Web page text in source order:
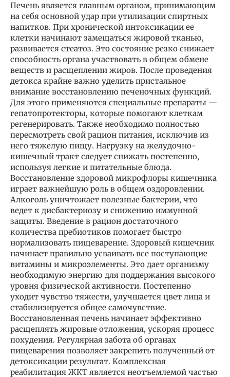
Печень является главным органом, принимающим
на себя основной удар при утилизации спиртных
напитков. При хронической интоксикации ее
клетки начинают замещаться жировой тканью,
развивается стеатоз. Это состояние резко снижает
способность органа участвовать в общем обмене
веществ и расщеплении жиров. После проведения
детокса крайне важно уделить пристальное
внимание восстановлению печеночных функций.
Для этого применяются специальные препараты —
гепатопротекторы, которые помогают клеткам
регенерировать. Также необходимо полностью
пересмотреть свой рацион питания, исключив из
него тяжелую пищу. Нагрузку на желудочно-
кишечный тракт следует снижать постепенно,
используя легкие и питательные блюда.
Восстановление здоровой микрофлоры кишечника
играет важнейшую роль в общем оздоровлении.
Алкоголь уничтожает полезные бактерии, что
ведет к дисбактериозу и снижению иммунной
защиты. Введение в рацион достаточного
количества пребиотиков помогает быстро
нормализовать пищеварение. Здоровый кишечник
начинает правильно усваивать все поступающие
витамины и микроэлементы. Это дает организму
необходимую энергию для поддержания высокого
уровня физической активности. Постепенно
уходит чувство тяжести, улучшается цвет лица и
стабилизируется общее самочувствие.
Восстановленная печень начинает эффективно
расщеплять жировые отложения, ускоряя процесс
похудения. Регулярная забота об органах
пищеварения позволяет закрепить полученный от
детоксикации результат. Комплексная
реабилитация ЖКТ является неотъемлемой частью